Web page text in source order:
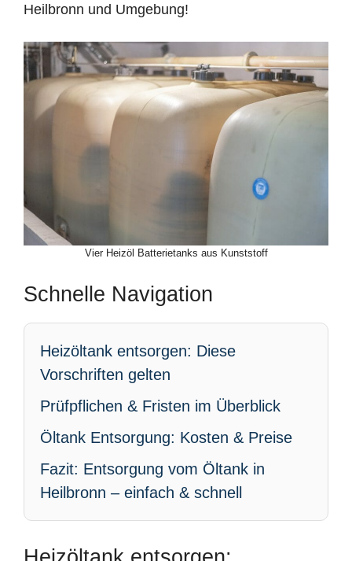
Heilbronn und Umgebung!
Vier Heizöl Batterietanks aus Kunststoff
Schnelle Navigation
Heizöltank entsorgen: Diese
Vorschriften gelten
Prüfpflichen & Fristen im Überblick
Öltank Entsorgung: Kosten & Preise
Fazit: Entsorgung vom Öltank in
Heilbronn – einfach & schnell